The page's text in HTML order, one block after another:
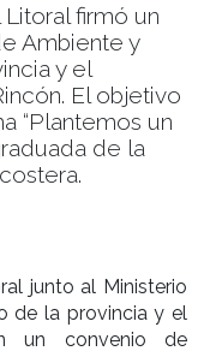
firmó un
Ambiente y
y el
El objetivo
“Plantemos un
de la
junto al Ministerio
de la provincia y el
un convenio de